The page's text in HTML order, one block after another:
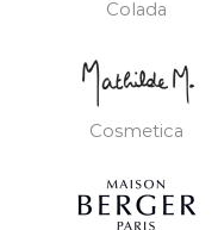
Colada
Cosmetica